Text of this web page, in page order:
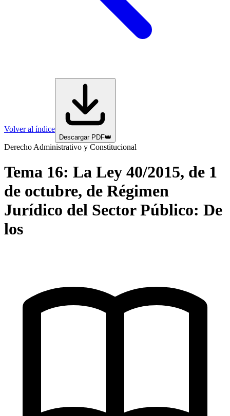
Volver al índice
Descargar PDF👑
Derecho Administrativo y Constitucional
Tema 16: La Ley 40/2015, de 1
de octubre, de Régimen
Jurídico del Sector Público: De
los